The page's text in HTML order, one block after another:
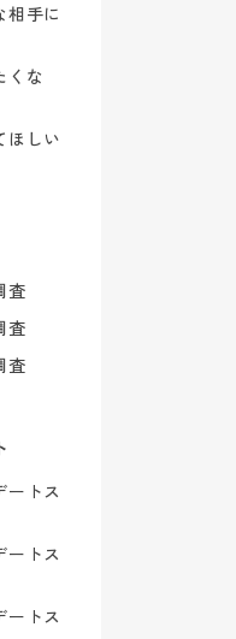
相手に
くな
ほしい
査
査
査
ートス
ートス
ートス